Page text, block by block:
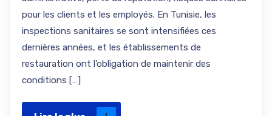
pour les clients et les employés. En Tunisie, les
inspections sanitaires se sont intensifiées ces
dernières années, et les établissements de
restauration ont l’obligation de maintenir des
conditions […]